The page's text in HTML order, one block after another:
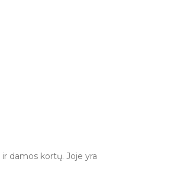
damos kortų. Joje yra